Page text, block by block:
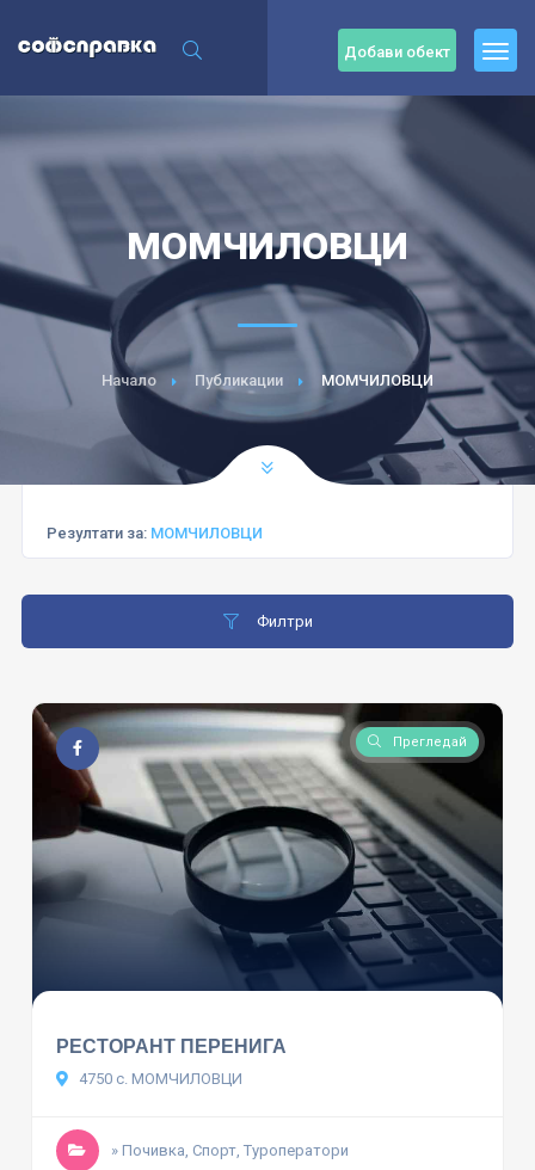
Добави обект
МОМЧИЛОВЦИ
Начало Публикации МОМЧИЛОВЦИ
Резултати за: МОМЧИЛОВЦИ
Филтри
Прегледай
РЕСТОРАНТ ПЕРЕНИГА
4750 с. МОМЧИЛОВЦИ
» Почивка, Спорт, Туроператори